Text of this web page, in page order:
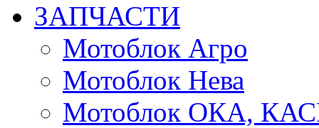
ЗАПЧАСТИ
Мотоблок Агро
Мотоблок Нева
Мотоблок ОКА,